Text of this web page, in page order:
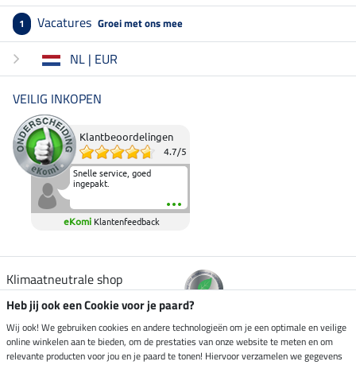
1 Vacatures Groei met ons mee
NL | EUR
VEILIG INKOPEN
Klantbeoordelingen
4.7/5
Snelle service, goed
ingepakt.
eKomi Klantenfeedback
Klimaatneutrale shop
Verzending per
Heb jij ook een Cookie voor je paard?
Wij ook! We gebruiken cookies en andere technologieën om je een optimale en veilige
online winkelen aan te bieden, om de prestaties van onze website te meten en om
relevante producten voor jou en je paard te tonen! Hiervoor verzamelen we gegevens